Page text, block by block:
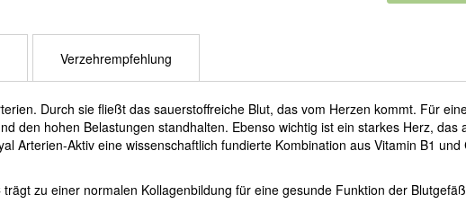
Durch sie fließt das sauerstoffreiche Blut, das vom Herzen kommt. Für
den hohen Belastungen standhalten. Ebenso wichtig ist ein starkes Herz,
Arterien-Aktiv eine wissenschaftlich fundierte Kombination aus Vitamin B1 und
zu einer normalen Kollagenbildung für eine gesunde Funktion der
Verzehrempfehlung